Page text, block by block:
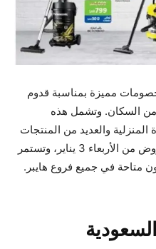
مميزة بمناسبة قدوم
من السكان. وتشمل هذه
المنزلية والعديد من المنتجات
المنزلية الأساسية. ستبدأ هذه العروض من الأربعاء 3 يناير، وتستمر
يناير 2024م، وستكون متاحة في جميع فروع هايبر.